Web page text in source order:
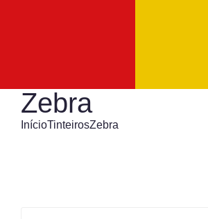
Zebra
InícioTinteirosZebra